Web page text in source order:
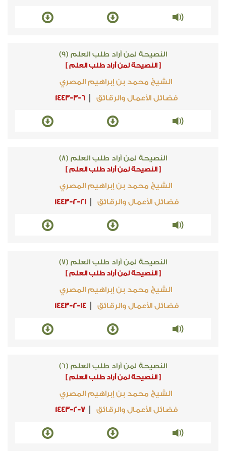
النصيحة لمن أراد طلب العلم (9)
[ النصيحة لمن أراد طلب العلم ]
الشيخ محمد بن إبراهيم المصري
فضائل الأعمال والرقائق
1443-3-6
النصيحة لمن أراد طلب العلم (8)
[ النصيحة لمن أراد طلب العلم ]
الشيخ محمد بن إبراهيم المصري
فضائل الأعمال والرقائق
1443-2-21
النصيحة لمن أراد طلب العلم (7)
[ النصيحة لمن أراد طلب العلم ]
الشيخ محمد بن إبراهيم المصري
فضائل الأعمال والرقائق
1443-2-14
النصيحة لمن أراد طلب العلم (6)
[ النصيحة لمن أراد طلب العلم ]
الشيخ محمد بن إبراهيم المصري
فضائل الأعمال والرقائق
1443-2-7